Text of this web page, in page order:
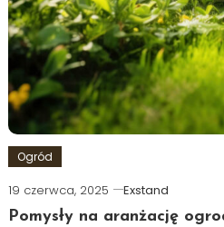
Ogród
19 czerwca, 2025
Exstand
Pomysły na aranżację